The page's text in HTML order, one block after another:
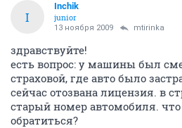
I
Inchik
junior
13 ноября 2009 mtirinka
здравствуйте!
есть вопрос: у машины был
страховой, где авто было
сейчас отозвана лицензия. в
старый номер автомобиля.
обратиться?